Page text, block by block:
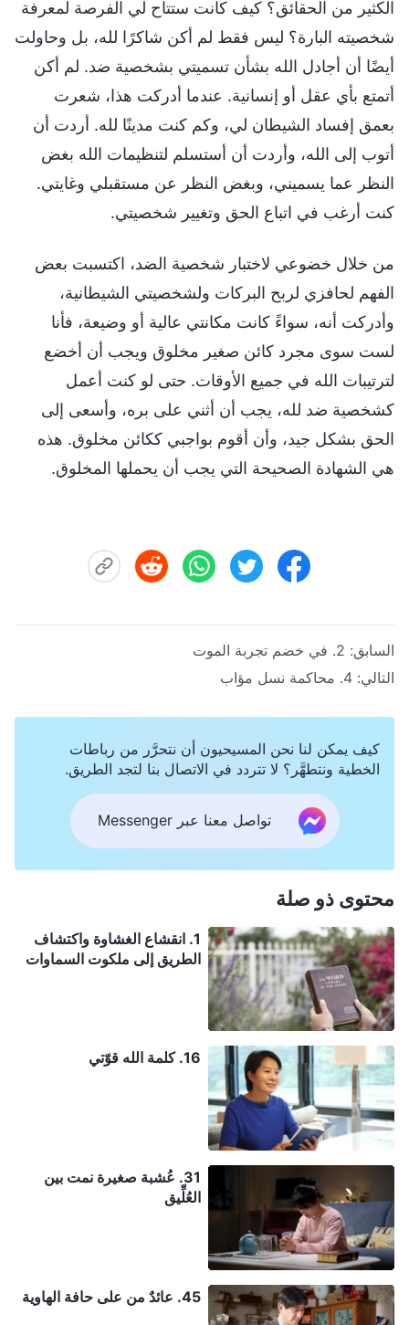
الكثير من الحقائق؟ كيف كانت ستتاح لي الفرصة لمعرفة
شخصيته البارة؟ ليس فقط لم أكن شاكرًا لله، بل وحاولت
أيضًا أن أجادل الله بشأن تسميتي بشخصية ضد. لم أكن
أتمتع بأي عقل أو إنسانية. عندما أدركت هذا، شعرت
بعمق إفساد الشيطان لي، وكم كنت مدينًا لله. أردت أن
أتوب إلى الله، وأردت أن أستسلم لتنظيمات الله بغض
النظر عما يسميني، وبغض النظر عن مستقبلي وغايتي.
كنت أرغب في اتباع الحق وتغيير شخصيتي.
من خلال خضوعي لاختبار شخصية الضد، اكتسبت بعض
الفهم لحافزي لربح البركات ولشخصيتي الشيطانية،
وأدركت أنه، سواءً كانت مكانتي عالية أو وضيعة، فأنا
لست سوى مجرد كائن صغير مخلوق ويجب أن أخضع
لترتيبات الله في جميع الأوقات. حتى لو كنت أعمل
كشخصية ضد لله، يجب أن أثني على بره، وأسعى إلى
الحق بشكل جيد، وأن أقوم بواجبي ككائن مخلوق. هذه
هي الشهادة الصحيحة التي يجب أن يحملها المخلوق.
السابق: 2. في خضم تجربة الموت
التالي: 4. محاكمة نسل مؤاب
كيف يمكن لنا نحن المسيحيون أن نتحرَّر من رباطات
الخطية ونتطهَّر؟ لا تتردد في الاتصال بنا لتجد الطريق.
تواصل معنا عبر Messenger
محتوى ذو صلة
1. انقشاع الغشاوة واكتشاف
الطريق إلى ملكوت السماوات
16. كلمة الله قوّتي
31. عُشبة صغيرة نمت بين
العُلِّيق
45. عائدٌ من على حافة الهاوية